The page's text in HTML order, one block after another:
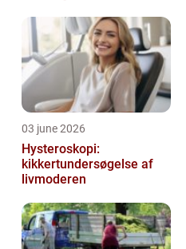
03 june 2026
Hysteroskopi:
kikkertundersøgelse af
livmoderen